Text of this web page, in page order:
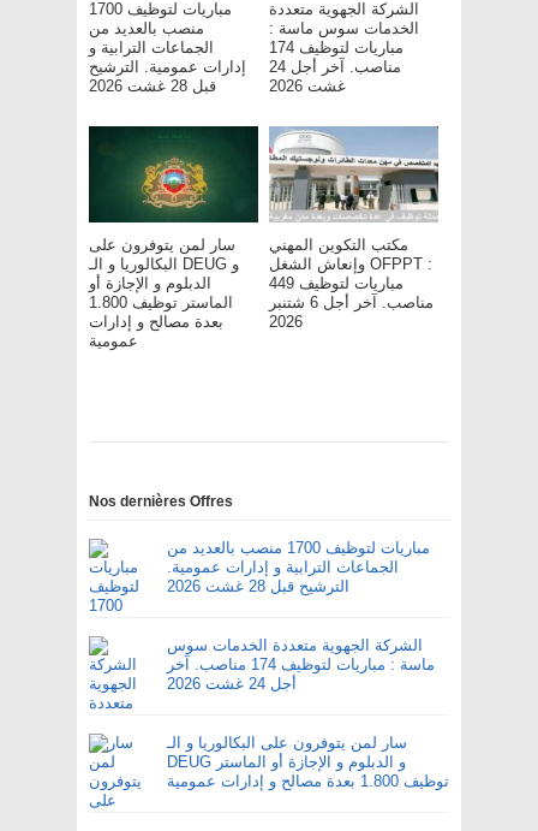
مباريات لتوظيف 1700
منصب بالعديد من
الجماعات الترابية و
إدارات عمومية. الترشيح
قبل 28 غشت 2026
الشركة الجهوية متعددة
الخدمات سوس ماسة :
مباريات لتوظيف 174
مناصب. آخر أجل 24
غشت 2026
سار لمن يتوفرون على
البكالوريا و الـ DEUG و
الدبلوم و الإجازة أو
الماستر توظيف 1.800
بعدة مصالح و إدارات
عمومية
مكتب التكوين المهني
وإنعاش الشغل OFPPT :
مباريات لتوظيف 449
مناصب. آخر أجل 6 شتنبر
2026
Nos dernières Offres
مباريات لتوظيف 1700 منصب بالعديد من
الجماعات الترابية و إدارات عمومية.
الترشيح قبل 28 غشت 2026
الشركة الجهوية متعددة الخدمات سوس
ماسة : مباريات لتوظيف 174 مناصب. آخر
أجل 24 غشت 2026
سار لمن يتوفرون على البكالوريا و الـ
DEUG و الدبلوم و الإجازة أو الماستر
توظيف 1.800 بعدة مصالح و إدارات عمومية